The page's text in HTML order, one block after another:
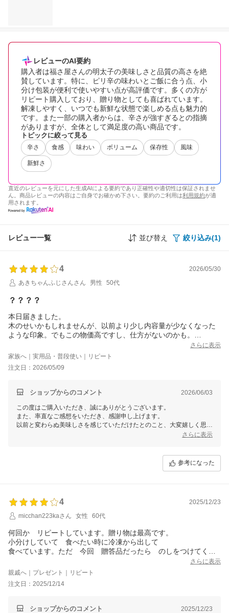
レビューのAI要約
購入者は福さ屋さんの明太子の美味しさと品質の高さを絶
賛しています。特に、ピリ辛の味わいとご飯に合う点、小
分け包装が便利で使いやすい点が高評価です。多くの方が
リピート購入しており、贈り物としても喜ばれています。
解凍しやすく、いつでも新鮮な状態で楽しめる点も魅力的
です。また一部の購入者からは、辛さが強すぎるとの指摘
がありますが、全体として満足度の高い商品です。
トピックに絞って見る
辛さ 食感 味わい ボリューム 保存性 風味
新鮮さ
直近のレビューを元にした生成AIによる要約であり正確性や適切性は保証されませ
ん。商品レビューの内容はご自身でお確かめ下さい。要約のご利用は利用規約が適
用されます。
レビュー一覧 並び替え 絞り込み(1)
4
2026/05/30
あきちゃんふじさんさん
男性 50代
？？？？
本日届きました。
木のせいかもしれませんが、以前より少し内容量が少なくなった
ような印象。でもこの物価高ですし、仕方がないのかも。
さらに表示
家族へ｜実用品・普段使い｜リピート
注文日：2026/05/09
ショップからのコメント 2026/06/03
この度はご購入いただき、誠にありがとうございます。
また、率直なご感想をいただき、感謝申し上げます。
以前と変わらぬ美味しさを感じていただけたとのこと、大変嬉しく思い
ます。内容量についてのご指摘も真摯に受け止め、これからもお客様に
さらに表示
参考になった
4
2025/12/23
micchan223kaさん
女性 60代
何回か リピートしています。贈り物は最高です。
小分けしていて 食べたい時に冷凍から出して
食べています。ただ 今回 贈答品だったら のしをつけてくれ
さらに表示
親戚へ｜プレゼント｜リピート
注文日：2025/12/14
ショップからのコメント 2025/12/23